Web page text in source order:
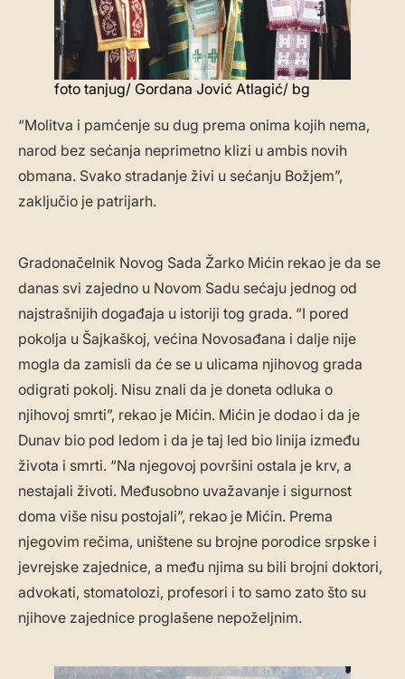
foto tanjug/ Gordana Jović Atlagić/ bg
“Molitva i pamćenje su dug prema onima kojih nema,
narod bez sećanja neprimetno klizi u ambis novih
obmana. Svako stradanje živi u sećanju Božjem”,
zaključio je patrijarh.
Gradonačelnik Novog Sada Žarko Mićin rekao je da se
danas svi zajedno u Novom Sadu sećaju jednog od
najstrašnijih događaja u istoriji tog grada. “I pored
pokolja u Šajkaškoj, većina Novosađana i dalje nije
mogla da zamisli da će se u ulicama njihovog grada
odigrati pokolj. Nisu znali da je doneta odluka o
njihovoj smrti”, rekao je Mićin. Mićin je dodao i da je
Dunav bio pod ledom i da je taj led bio linija između
života i smrti. “Na njegovoj površini ostala je krv, a
nestajali životi. Međusobno uvažavanje i sigurnost
doma više nisu postojali”, rekao je Mićin. Prema
njegovim rečima, uništene su brojne porodice srpske i
jevrejske zajednice, a među njima su bili brojni doktori,
advokati, stomatolozi, profesori i to samo zato što su
njihove zajednice proglašene nepoželjnim.